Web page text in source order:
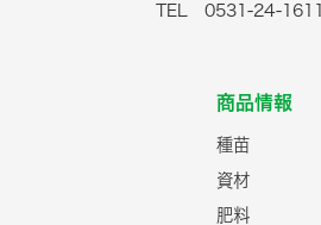
TEL 0531-24-1611
商品情報
種苗
資材
肥料